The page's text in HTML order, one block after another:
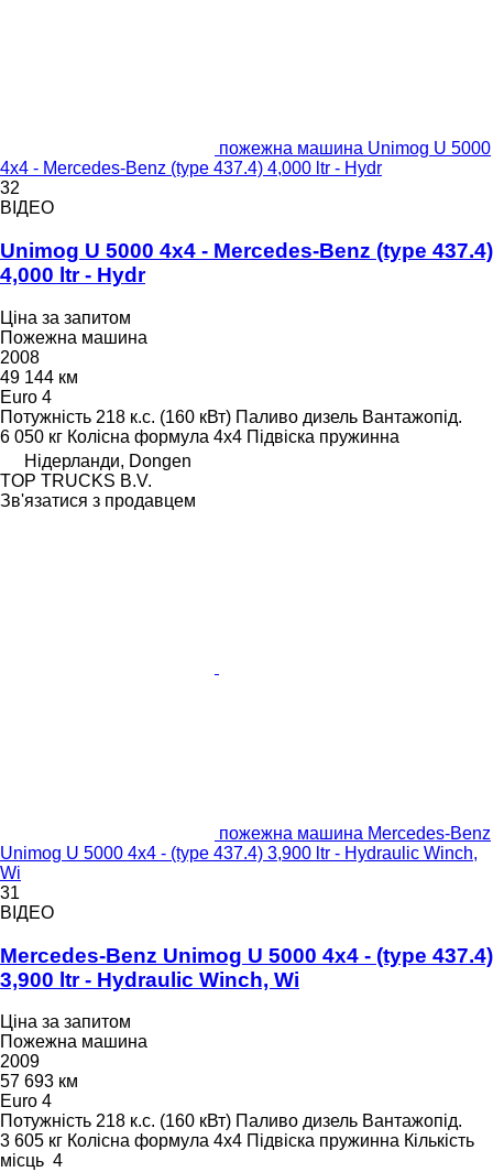
пожежна машина Unimog U 5000
4x4 - Mercedes-Benz (type 437.4) 4,000 ltr - Hydr
32
ВІДЕО
Unimog U 5000 4x4 - Mercedes-Benz (type 437.4)
4,000 ltr - Hydr
Ціна за запитом
Пожежна машина
2008
49 144 км
Euro 4
Потужність 218 к.с. (160 кВт) Паливо дизель Вантажопід.
6 050 кг Колісна формула 4x4 Підвіска пружинна
Нідерланди, Dongen
TOP TRUCKS B.V.
Зв'язатися з продавцем
пожежна машина Mercedes-Benz
Unimog U 5000 4x4 - (type 437.4) 3,900 ltr - Hydraulic Winch,
Wi
31
ВІДЕО
Mercedes-Benz Unimog U 5000 4x4 - (type 437.4)
3,900 ltr - Hydraulic Winch, Wi
Ціна за запитом
Пожежна машина
2009
57 693 км
Euro 4
Потужність 218 к.с. (160 кВт) Паливо дизель Вантажопід.
3 605 кг Колісна формула 4x4 Підвіска пружинна Кількість
місць 4